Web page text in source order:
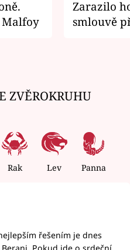
Malfoy
Zarazilo
smlouvě
ZVĚROKRUHU
Rak Lev Panna
řešením je dnes